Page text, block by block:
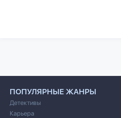
ПОПУЛЯРНЫЕ ЖАНРЫ
Детективы
Карьера